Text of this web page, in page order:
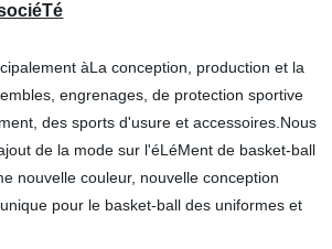
àLa conception, production et la
engrenages, de protection sportive
des sports d'usure et accessoires.Nous
de la mode sur l'éLéMent de basket-ball
nouvelle couleur, nouvelle conception
pour le basket-ball des uniformes et